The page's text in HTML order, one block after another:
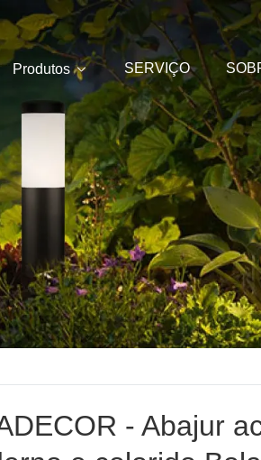
Produtos SERVIÇO
- Abajur